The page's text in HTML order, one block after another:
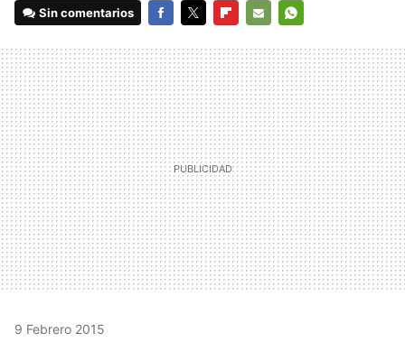
Sin comentarios
MAIL
9 Febrero 2015